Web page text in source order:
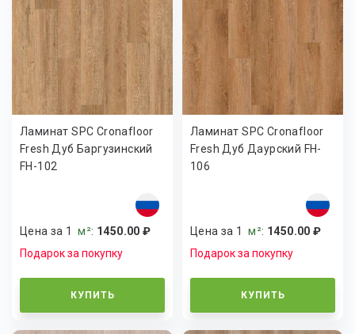
Ламинат SPC Cronafloor
Fresh Дуб Баргузинский
FH-102
Цена за 1м²: 1450.00 ₽
Подарок за покупку
КУПИТЬ
Ламинат SPC Cronafloor
Fresh Дуб Даурский FH-
106
Цена за 1м²: 1450.00 ₽
Подарок за покупку
КУПИТЬ